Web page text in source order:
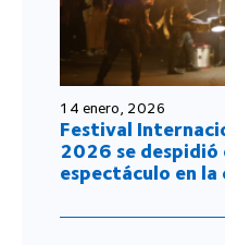
14 enero, 2026
Festival
2026 se despidió
espectáculo en la